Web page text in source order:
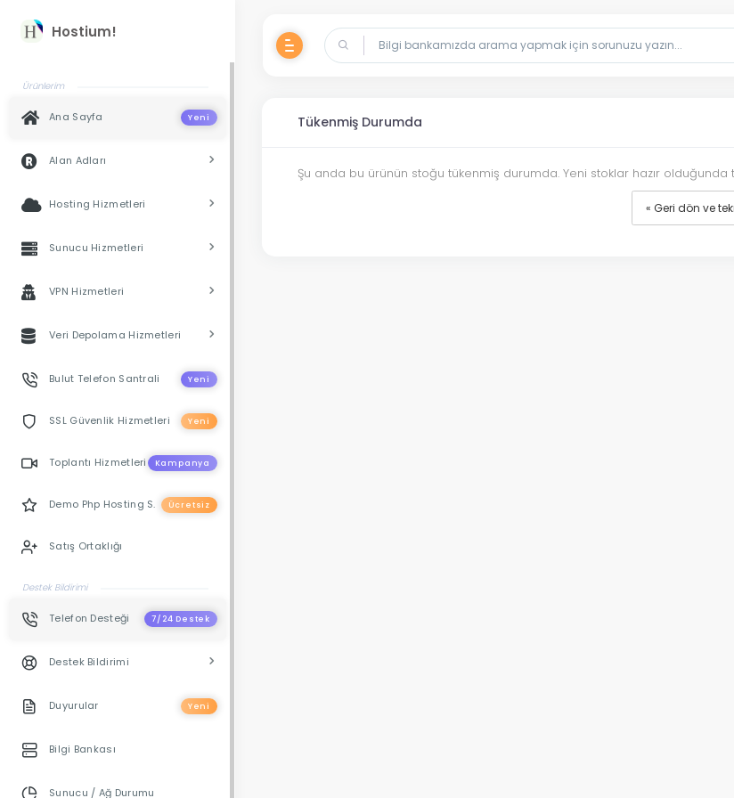
Hostium!
Ürünlerim
Ana Sayfa Yeni
Alan Adları
Hosting Hizmetleri
Sunucu Hizmetleri
VPN Hizmetleri
Veri Depolama Hizmetleri
Bulut Telefon Santrali Yeni
SSL Güvenlik Hizmetleri Yeni
Toplantı Hizmetleri Kampanya
Demo Php Hosting S. Ücretsiz
Satış Ortaklığı
Destek Bildirimi
Telefon Desteği 7/24 Destek
Destek Bildirimi
Duyurular Yeni
Bilgi Bankası
Sunucu / Ağ Durumu
Tükenmiş Durumda
Şu anda bu ürünün stoğu tükenmiş durumda. Yeni stoklar hazır
« Geri dön ve